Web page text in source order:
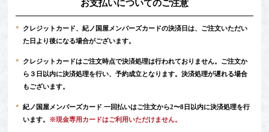
お支払いについてのご注意
*
クレジットカード、紀ノ国屋メンバーズカードの決済日は、ご注文いただい
た日より後になる場合がございます。
*
クレジットカードはご注文時点で決済処理は行われておりません。ご注文か
ら３日以内に決済処理を行い、予約成立となります。決済処理が遅れる場合
もございます。
*
紀ノ国屋メンバーズカード 一回払いはご注文から2〜8日以内に決済処理を行
います。 ※現金専用カードはご利用いただけません。